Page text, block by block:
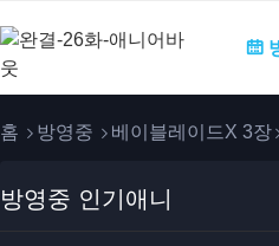
홈 방영중 베이블레이드X 3장
방영중 인기애니